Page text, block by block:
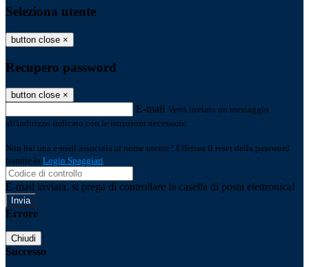
Seleziona utente
button close ×
Recupero password
button close ×
E-mail Verrà inviato un messaggio
all'indirizzo indicato con le istruzioni necessarie.
Non hai una e-mail associata al nome utente? Effettua il reset della password
tramite la Login Spaggiari
E-mail inviata, si prega di controllare la casella di posta elettronica!
Errore
Chiudi
Successo